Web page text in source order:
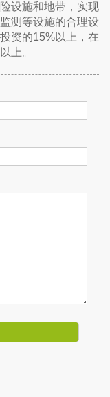
设施和地带，实现
测等设施的合理设
资的15%以上，在
上。